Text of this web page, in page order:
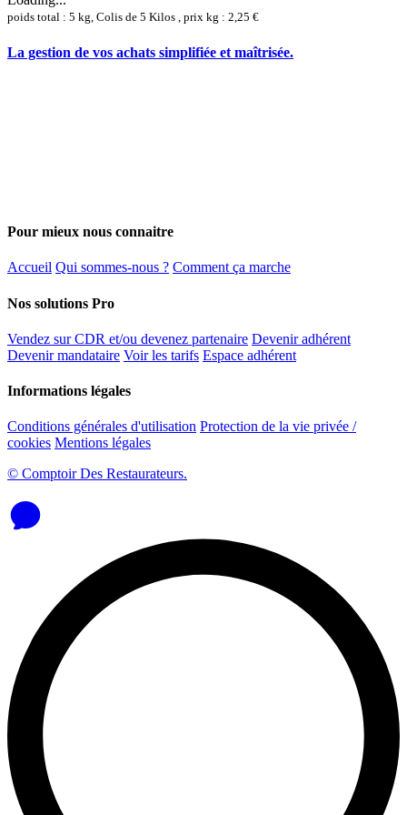
poids total : 5 kg, Colis de 5 Kilos , prix kg : 2,25 €
La gestion de vos achats simplifiée et maîtrisée.
Pour mieux nous connaitre
Accueil Qui sommes-nous ? Comment ça marche
Nos solutions Pro
Vendez sur CDR et/ou devenez partenaire Devenir adhérent
Devenir mandataire Voir les tarifs Espace adhérent
Informations légales
Conditions générales d'utilisation Protection de la vie privée /
cookies Mentions légales
© Comptoir Des Restaurateurs.